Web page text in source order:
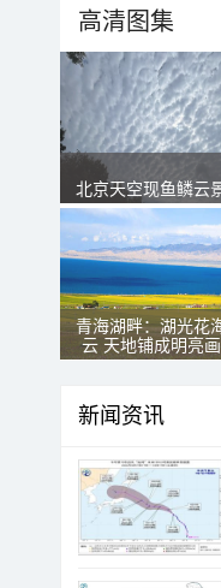
高清图集
北京天空现鱼鳞云
青海湖畔：湖光花
云 天地铺成明亮
新闻资讯